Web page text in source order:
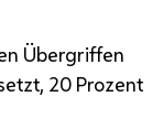
Übergriffen
20 Prozent